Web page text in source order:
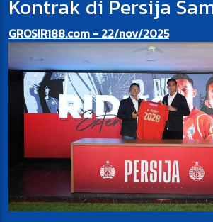
Kontrak di Persija
GROSIR188.com - 22/nov/2025